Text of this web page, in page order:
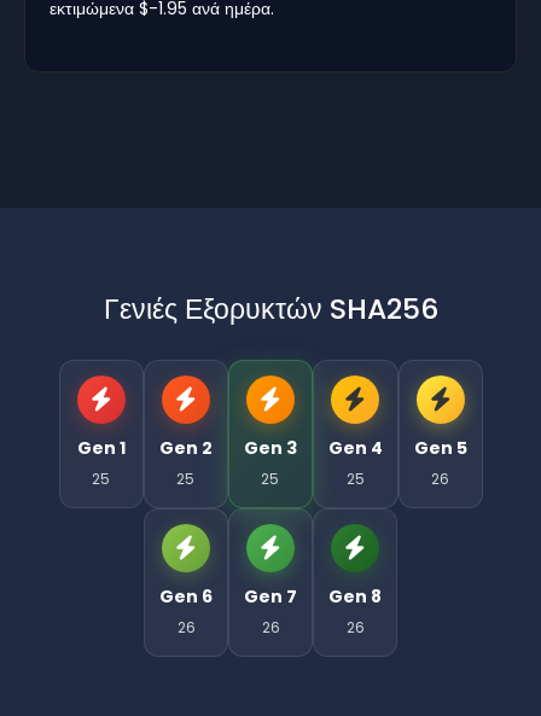
εκτιμώμενα $-1.95 ανά ημέρα.
Γενιές Εξορυκτών SHA256
Gen 1
25
Gen 2
25
Gen 3
25
Gen 4
25
Gen 5
26
Gen 6
26
Gen 7
26
Gen 8
26